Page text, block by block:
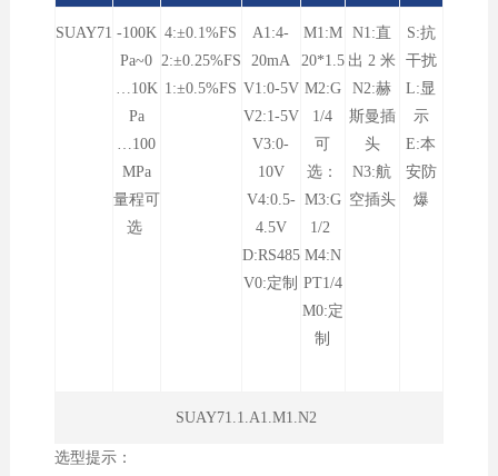
SUAY71 -100K
Pa~0
…10K
Pa
…100
MPa
量程可
选
4:±0.1%FS
2:±0.25%FS
1:±0.5%FS
A1:4-
20mA
V1:0-5V
V2:1-5V
V3:0-
10V
V4:0.5-
4.5V
D:RS485
V0:定制
M1:M
20*1.5
M2:G
1/4
可
选：
M3:G
1/2
M4:N
PT1/4
M0:定
制
N1:直
出 2米
N2:赫
斯曼插
头
N3:航
空插头
S:抗
干扰
L:显
示
E:本
安防
爆
SUAY71.1.A1.M1.N2
选型提示：